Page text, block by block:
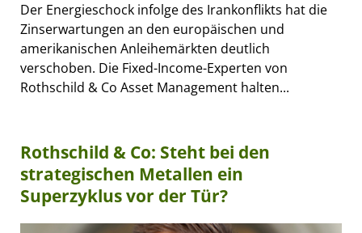
Der Energieschock infolge des Irankonflikts hat die
Zinserwartungen an den europäischen und
amerikanischen Anleihemärkten deutlich
verschoben. Die Fixed-Income-Experten von
Rothschild & Co Asset Management halten...
Rothschild & Co: Steht bei den
strategischen Metallen ein
Superzyklus vor der Tür?